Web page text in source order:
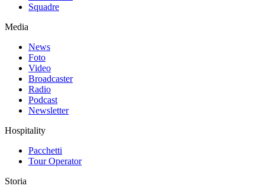
Squadre
Media
News
Foto
Video
Broadcaster
Radio
Podcast
Newsletter
Hospitality
Pacchetti
Tour Operator
Storia